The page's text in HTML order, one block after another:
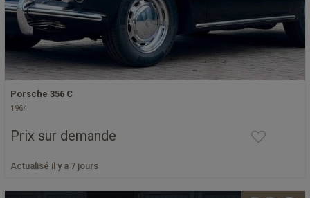
Porsche 356 C
1964
Prix sur demande
Actualisé il y a 7 jours